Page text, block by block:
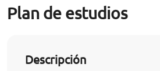
Plan de estudios
Descripción